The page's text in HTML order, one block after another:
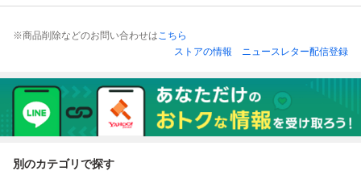
※商品削除などのお問い合わせはこちら
ストアの情報
ニュースレター配信登録
別のカテゴリで探す